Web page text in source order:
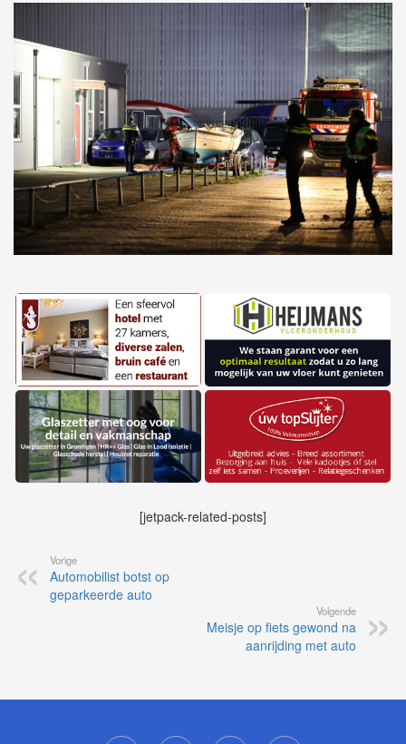
[jetpack-related-posts]
Vorige
Automobilist botst op
geparkeerde auto
Volgende
Meisje op fiets gewond na
aanrijding met auto